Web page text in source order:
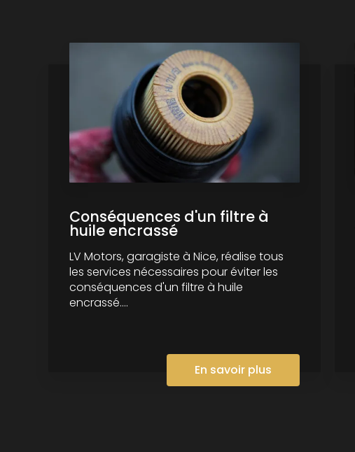
Conséquences d'un filtre à
huile encrassé
LV Motors, garagiste à Nice, réalise tous
les services nécessaires pour éviter les
conséquences d'un filtre à huile
encrassé....
En savoir plus